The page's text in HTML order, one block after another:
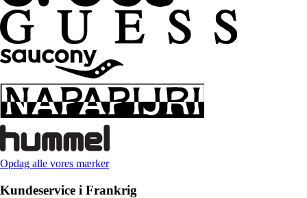
Opdag alle vores mærker
Kundeservice i Frankrig